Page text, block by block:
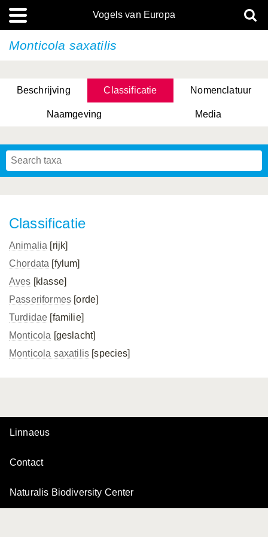
Vogels van Europa
Monticola saxatilis
Beschrijving Classificatie Nomenclatuur
Naamgeving Media
Classificatie
Animalia [rijk]
Chordata [fylum]
Aves [klasse]
Passeriformes [orde]
Turdidae [familie]
Monticola [geslacht]
Monticola saxatilis [species]
Linnaeus
Contact
Naturalis Biodiversity Center